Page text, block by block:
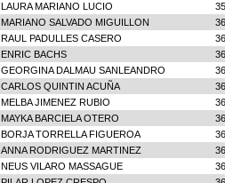
LAURA MARIANO LUCIO
MARIANO SALVADO MIGUILLON
RAUL PADULLES CASERO
ENRIC BACHS
GEORGINA DALMAU SANLEANDRO
CARLOS QUINTIN ACUÑA
MELBA JIMENEZ RUBIO
MAYKA BARCIELA OTERO
BORJA TORRELLA FIGUEROA
ANNA RODRIGUEZ MARTINEZ
NEUS VILARO MASSAGUE